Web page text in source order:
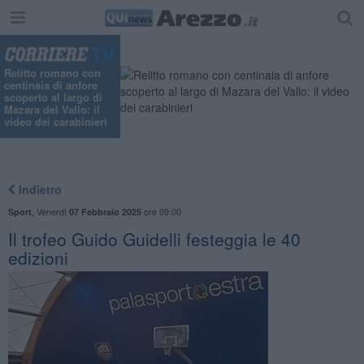
Relitto romano con
centinaia di anfore
scoperto al largo di
Mazara del Vallo: il
video dei carabinieri
Indietro
Sport Venerdì 07 Febbraio 2025ore 09:00
​Il trofeo Guido Guidelli festeggia le 40
edizioni